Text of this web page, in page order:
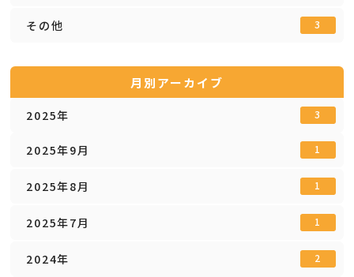
その他 3
月別アーカイブ
2025年 3
2025年9月 1
2025年8月 1
2025年7月 1
2024年 2